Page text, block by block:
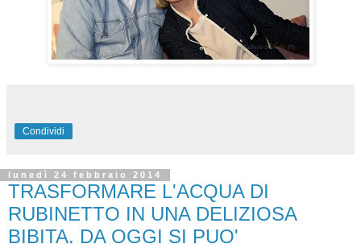
Condividi
lunedì 24 febbraio 2014
TRASFORMARE L'ACQUA DI
RUBINETTO IN UNA DELIZIOSA
BIBITA. DA OGGI SI PUO'